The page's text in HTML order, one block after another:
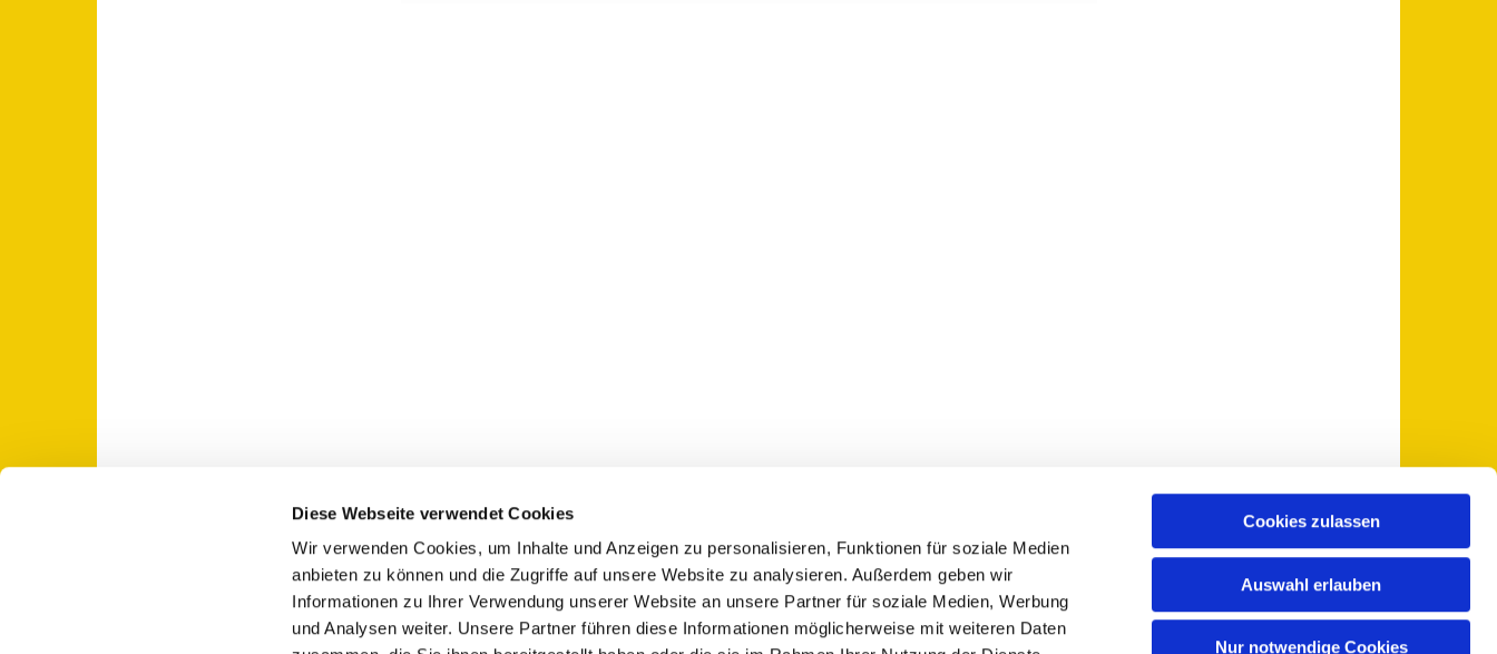
Diese Webseite verwendet Cookies
Wir verwenden Cookies, um Inhalte und Anzeigen zu personalisieren, Funktionen für soziale Medien
anbieten zu können und die Zugriffe auf unsere Website zu analysieren. Außerdem geben wir
Informationen zu Ihrer Verwendung unserer Website an unsere Partner für soziale Medien, Werbung
und Analysen weiter. Unsere Partner führen diese Informationen möglicherweise mit weiteren Daten
Cookies zulassen
Auswahl erlauben
Nur notwendige Cookies
St. Otto: Katholische Kirche Usedom-Anklam-Greifswald · Bahnhofstr. 15, 17489 Greifswald+49 3834 5735-0
pfarramt@sankt-otto.de
Kontaktinformationen
Impressum
Hinweisgebersystem